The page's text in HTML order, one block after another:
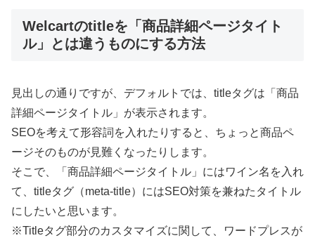
Welcartのtitleを「商品詳細ページタイト
ル」とは違うものにする方法
見出しの通りですが、デフォルトでは、titleタグは「商品
詳細ページタイトル」が表示されます。
SEOを考えて形容詞を入れたりすると、ちょっと商品ペ
ージそのものが見難くなったりします。
そこで、「商品詳細ページタイトル」にはワイン名を入れ
て、titleタグ（meta-title）にはSEO対策を兼ねたタイトル
にしたいと思います。
※Titleタグ部分のカスタマイズに関して、ワードプレスが